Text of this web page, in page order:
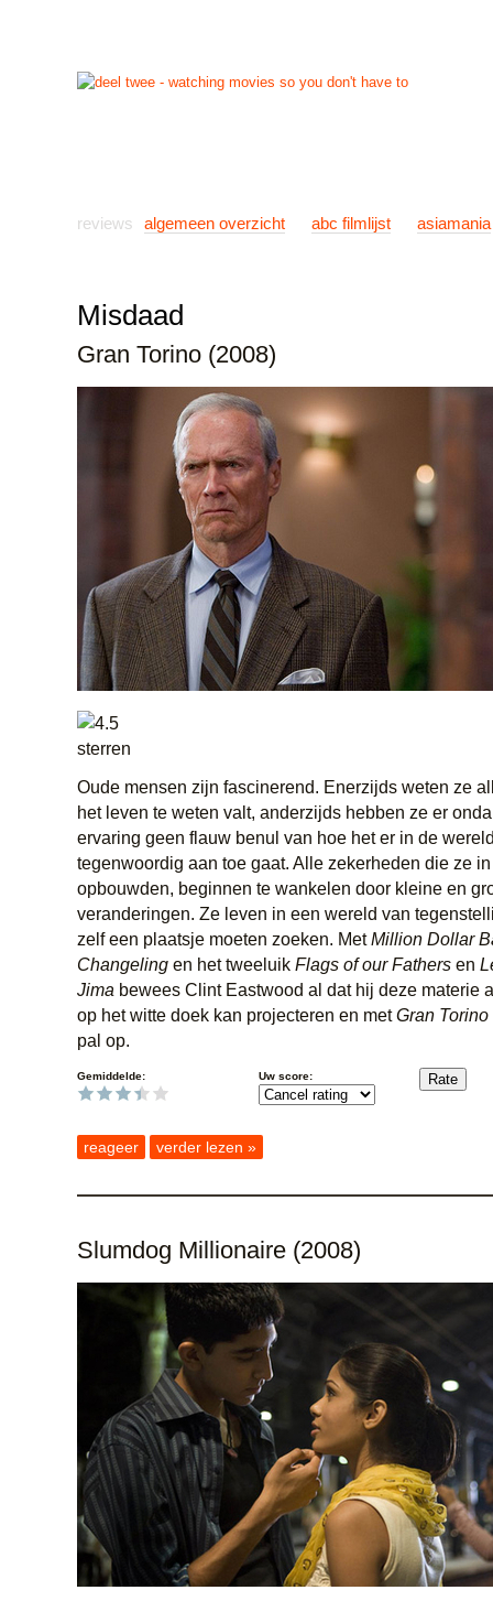
reviews algemeen overzicht abc filmlijst asiamania
Misdaad
Gran Torino (2008)
Oude mensen zijn fascinerend. Enerzijds weten ze
het leven te weten valt, anderzijds hebben ze er
ervaring geen flauw benul van hoe het er in de
tegenwoordig aan toe gaat. Alle zekerheden die ze
opbouwden, beginnen te wankelen door kleine en
veranderingen. Ze leven in een wereld van
zelf een plaatsje moeten zoeken. MetMillion Dollar
Changeling en het tweeluik Flags of our Fathers en
Jima bewees Clint Eastwood al dat hij deze materie
op het witte doek kan projecteren en metGran Torino
pal op.
Gemiddelde: Uw score:
reageer verder lezen »
Slumdog Millionaire (2008)